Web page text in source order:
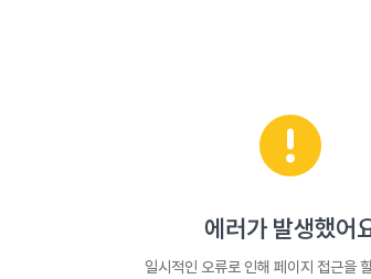
에러가 발생했어
일시적인 오류로 인해 페이지 접근을